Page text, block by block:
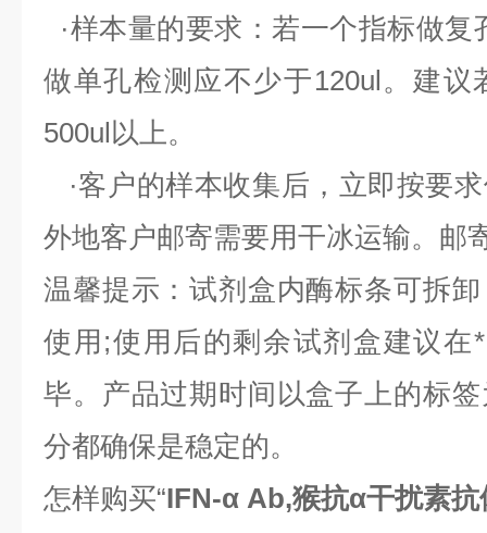
·样本量的要求：若一个指标做复
做单孔检测应不少于120ul。建议
500ul以上。
·客户的样本收集后，立即按要
外地客户邮寄需要用干冰运输。邮
温馨提示：试剂盒内酶标条可拆
使用;使用后的剩余试剂盒建议在
毕。产品过期时间以盒子上的标
分都确保是稳定的。
怎样购买“IFN-α Ab,猴抗α干扰素